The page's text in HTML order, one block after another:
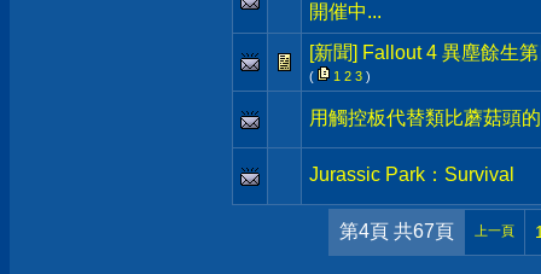
開催中...
[新聞] Fallout 4 異塵餘生
( 1 2 3 )
用觸控板代替類比蘑菇頭
Jurassic Park：Survival
第4頁 共67頁 上一頁